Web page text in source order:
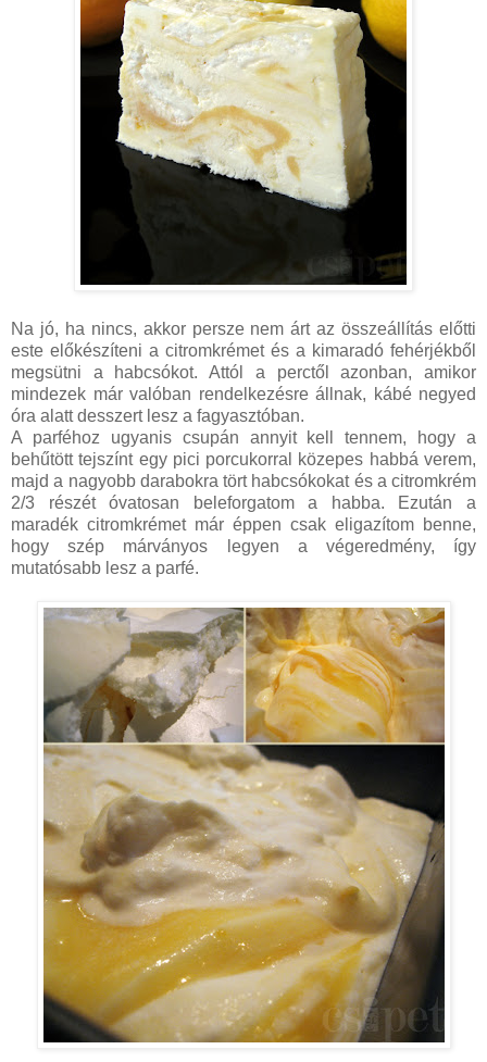
Na jó, ha nincs, akkor persze nem árt az összeállítás előtti
este előkészíteni a citromkrémet és a kimaradó fehérjékből
megsütni a habcsókot. Attól a perctől azonban, amikor
mindezek már valóban rendelkezésre állnak, kábé negyed
óra alatt desszert lesz a fagyasztóban.
A parféhoz ugyanis csupán annyit kell tennem, hogy a
behűtött tejszínt egy pici porcukorral közepes habbá verem,
majd a nagyobb darabokra tört habcsókokat és a citromkrém
2/3 részét óvatosan beleforgatom a habba. Ezután a
maradék citromkrémet már éppen csak eligazítom benne,
hogy szép márványos legyen a végeredmény, így
mutatósabb lesz a parfé.